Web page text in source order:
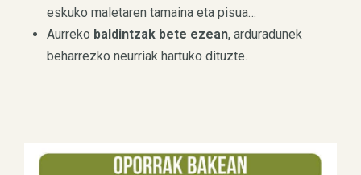
eskuko maletaren tamaina eta pisua…
Aurreko baldintzak bete ezean, arduradunek
beharrezko neurriak hartuko dituzte.